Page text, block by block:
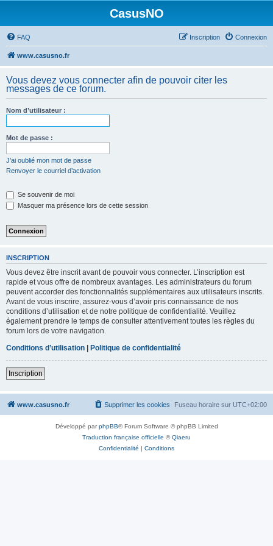
CasusNO
FAQ Connexion
Inscription
www.casusno.fr
Vous devez vous connecter afin de pouvoir citer les
messages de ce forum.
Nom d’utilisateur :
Mot de passe :
J’ai oublié mon mot de passe
Renvoyer le courriel d’activation
Se souvenir de moi
Masquer ma présence lors de cette session
INSCRIPTION
Vous devez être inscrit avant de pouvoir vous connecter. L’inscription est
rapide et vous offre de nombreux avantages. Les administrateurs du forum
peuvent accorder des fonctionnalités supplémentaires aux utilisateurs inscrits.
Avant de vous inscrire, assurez-vous d’avoir pris connaissance de nos
conditions d’utilisation et de notre politique de confidentialité. Veuillez
également prendre le temps de consulter attentivement toutes les règles du
forum lors de votre navigation.
Conditions d’utilisation | Politique de confidentialité
Inscription
www.casusno.fr Fuseau horaire sur UTC+02:00
Supprimer les cookies
Développé parphpBB® Forum Software © phpBB Limited
Traduction française officielle ©Qiaeru
Confidentialité | Conditions